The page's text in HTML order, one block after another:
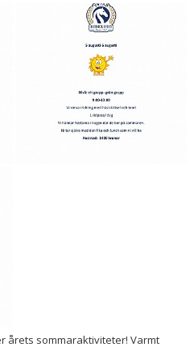
årets sommaraktiviteter! Varmt